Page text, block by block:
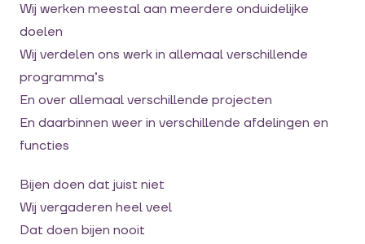
Wij werken meestal aan meerdere onduidelijke
doelen
Wij verdelen ons werk in allemaal verschillende
programma’s
En over allemaal verschillende projecten
En daarbinnen weer in verschillende afdelingen en
functies
Bijen doen dat juist niet
Wij vergaderen heel veel
Dat doen bijen nooit